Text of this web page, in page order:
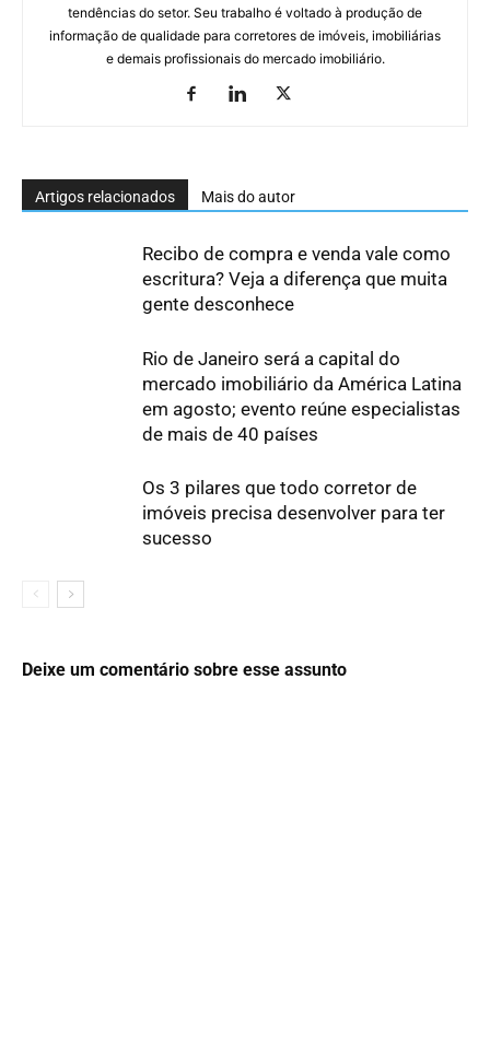
tendências do setor. Seu trabalho é voltado à produção de
informação de qualidade para corretores de imóveis, imobiliárias
e demais profissionais do mercado imobiliário.
Artigos relacionados Mais do autor
Recibo de compra e venda vale como
escritura? Veja a diferença que muita
gente desconhece
Rio de Janeiro será a capital do
mercado imobiliário da América Latina
em agosto; evento reúne especialistas
de mais de 40 países
Os 3 pilares que todo corretor de
imóveis precisa desenvolver para ter
sucesso
Deixe um comentário sobre esse assunto